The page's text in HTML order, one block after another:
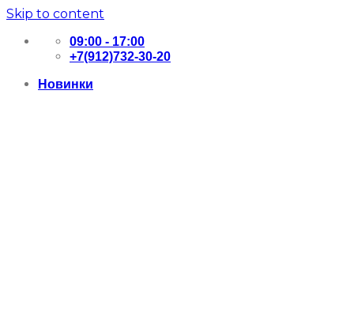
Skip to content
09:00 - 17:00
+7(912)732-30-20
Новинки